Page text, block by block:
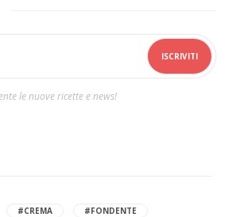
le nuove ricette e news!
#CREMA #FONDENTE